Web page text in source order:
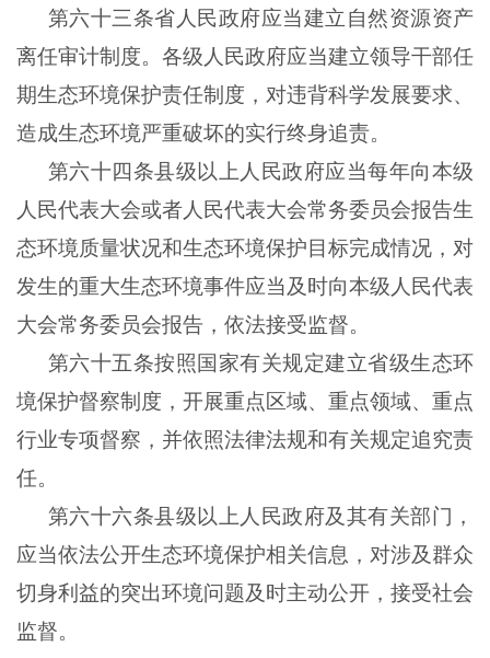
第六十三条省人民政府应当建立自然资源资产
离任审计制度。各级人民政府应当建立领导干部任
期生态环境保护责任制度，对违背科学发展要求、
造成生态环境严重破坏的实行终身追责。
第六十四条县级以上人民政府应当每年向本级
人民代表大会或者人民代表大会常务委员会报告生
态环境质量状况和生态环境保护目标完成情况，对
发生的重大生态环境事件应当及时向本级人民代表
大会常务委员会报告，依法接受监督。
第六十五条按照国家有关规定建立省级生态环
境保护督察制度，开展重点区域、重点领域、重点
行业专项督察，并依照法律法规和有关规定追究责
任。
第六十六条县级以上人民政府及其有关部门，
应当依法公开生态环境保护相关信息，对涉及群众
切身利益的突出环境问题及时主动公开，接受社会
监督。